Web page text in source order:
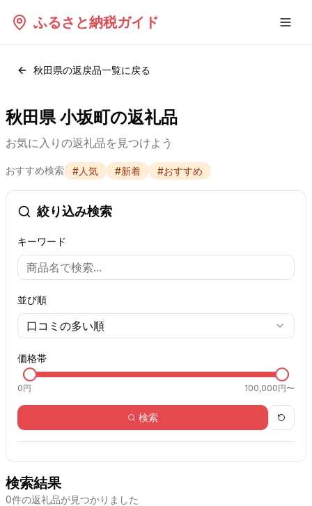
ふるさと納税ガイド
秋田県の返戻品一覧に戻る
秋田県 小坂町の返礼品
お気に入りの返礼品を見つけよう
おすすめ検索 #人気 #新着 #おすすめ
絞り込み検索
キーワード
並び順
口コミの多い順
価格帯
0円 100,000円〜
検索
検索結果
0件の返礼品が見つかりました